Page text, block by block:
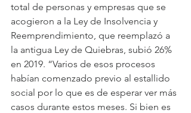
total de personas y empresas que se
acogieron a la Ley de Insolvencia y
Reemprendimiento, que reemplazó a
la antigua Ley de Quiebras, subió 26%
en 2019. “Varios de esos procesos
habían comenzado previo al estallido
social por lo que es de esperar ver más
casos durante estos meses. Si bien es